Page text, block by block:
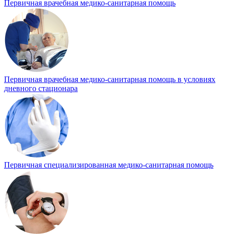
Первичная врачебная медико-санитарная помощь
Первичная врачебная медико-санитарная помощь в условиях
дневного стационара
Первичная специализированная медико-санитарная помощь